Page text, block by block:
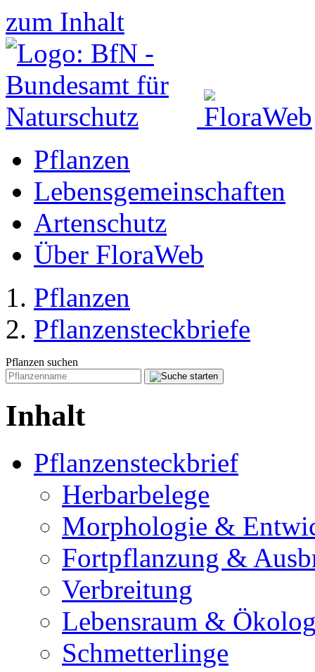
zum Inhalt
Pflanzen
Lebensgemeinschaften
Artenschutz
Über FloraWeb
Pflanzen
Pflanzensteckbriefe
Pflanzen suchen
Inhalt
Pflanzensteckbrief
Herbarbelege
Morphologie &
Fortpflanzung &
Verbreitung
Lebensraum &
Schmetterlinge